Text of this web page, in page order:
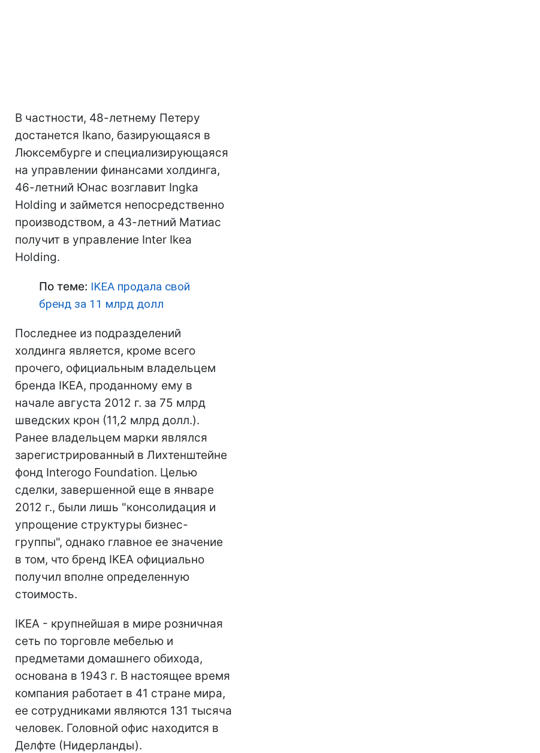
В частности, 48-летнему Петеру
достанется Ikano, базирующаяся в
Люксембурге и специализирующаяся
на управлении финансами холдинга,
46-летний Юнас возглавит Ingka
Holding и займется непосредственно
производством, а 43-летний Матиас
получит в управление Inter Ikea
Holding.
По теме: IKEA продала свой
бренд за 11 млрд долл
Последнее из подразделений
холдинга является, кроме всего
прочего, официальным владельцем
бренда IKEA, проданному ему в
начале августа 2012 г. за 75 млрд
шведских крон (11,2 млрд долл.).
Ранее владельцем марки являлся
зарегистрированный в Лихтенштейне
фонд Interogo Foundation. Целью
сделки, завершенной еще в январе
2012 г., были лишь "консолидация и
упрощение структуры бизнес-
группы", однако главное ее значение
в том, что бренд IKEA официально
получил вполне определенную
стоимость.
IKEA - крупнейшая в мире розничная
сеть по торговле мебелью и
предметами домашнего обихода,
основана в 1943 г. В настоящее время
компания работает в 41 стране мира,
ее сотрудниками являются 131 тысяча
человек. Головной офис находится в
Делфте (Нидерланды).